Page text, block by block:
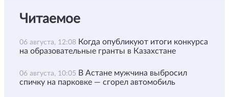
Читаемое
06 августа, 12:08 Когда опубликуют итоги конкурса
на образовательные гранты в Казахстане
06 августа, 10:05 В Астане мужчина выбросил
спичку на парковке — сгорел автомобиль